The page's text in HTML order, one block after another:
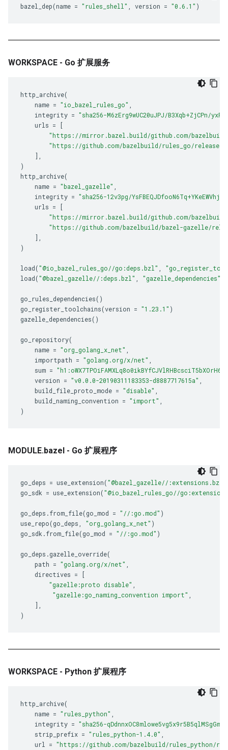
bazel_dep(name = "rules_shell" version = "0.6.1" )
WORKSPACE - Go 扩展服务
http_archive(
name = "io_bazel_rules_go"
integrity = "sha256-M6zErg9wUC20uJPJ/B3Xqb+ZjCPn/
urls =
[
"https://mirror.bazel.build/github.com/
"https://github.com/bazelbuild/rules_go/releases/
]
)
http_archive(
name = "bazel_gazelle"
integrity = "sha256-12v3pg/
urls =
[
"https://mirror.bazel.build/github.com/
"https://github.com/bazelbuild/bazel-gazelle/
]
)
load("@io_bazel_rules_go//go:deps.bzl"
load("@bazel_gazelle//:deps.bzl" "gazelle_dependencies"
go_rules_dependencies()
go_register_toolchains(version = "1.23.1" )
gazelle_dependencies()
go_repository(
name = "org_golang_x_net"
importpath = "golang.org/x/net"
sum =
version = "v0.0.0-20190311183353-d8887717615a"
build_file_proto_mode = "disable"
build_naming_convention = "import"
)
MODULE.bazel - Go 扩展程序
go_deps = use_extension("@bazel_gazelle//:extensions.bzl"
go_sdk = use_extension("@io_bazel_rules_go//
go_deps .from_file(go_mod = "//:go.mod" )
use_repo(go_deps "org_golang_x_net" )
go_sdk .from_file(go_mod = "//:go.mod" )
go_deps .gazelle_override(
path = "golang.org/x/net"
directives =
[
"gazelle:proto disable"
"gazelle:go_naming_convention import"
],
)
WORKSPACE - Python 扩展程序
http_archive(
name = "rules_python"
integrity = "sha256-
strip_prefix = "rules_python-1.4.0"
url
= "https://github.com/bazelbuild/rules_python/